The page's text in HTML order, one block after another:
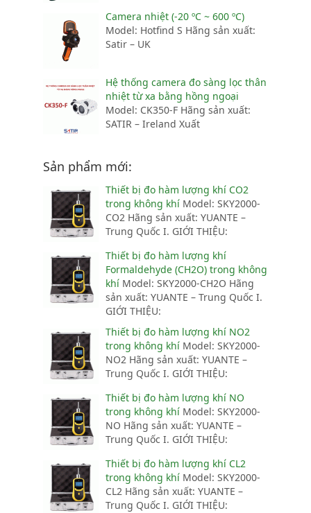
Camera nhiệt (-20 ºC ~ 600 ºC)
Model: Hotfind S Hãng sản xuất:
Satir – UK
Hệ thống camera đo sàng lọc thân
nhiệt từ xa bằng hồng ngoại
Model: CK350-F Hãng sản xuất:
SATIR – Ireland Xuất
Sản phẩm mới:
Thiết bị đo hàm lượng khí CO2
trong không khí Model: SKY2000-
CO2 Hãng sản xuất: YUANTE –
Trung Quốc I. GIỚI THIỆU:
Thiết bị đo hàm lượng khí
Formaldehyde (CH2O) trong không
khí Model: SKY2000-CH2O Hãng
sản xuất: YUANTE – Trung Quốc I.
GIỚI THIỆU:
Thiết bị đo hàm lượng khí NO2
trong không khí Model: SKY2000-
NO2 Hãng sản xuất: YUANTE –
Trung Quốc I. GIỚI THIỆU:
Thiết bị đo hàm lượng khí NO
trong không khí Model: SKY2000-
NO Hãng sản xuất: YUANTE –
Trung Quốc I. GIỚI THIỆU:
Thiết bị đo hàm lượng khí CL2
trong không khí Model: SKY2000-
CL2 Hãng sản xuất: YUANTE –
Trung Quốc I. GIỚI THIỆU: